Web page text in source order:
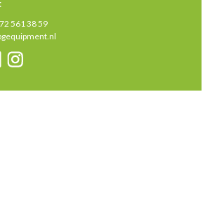
561 38 59